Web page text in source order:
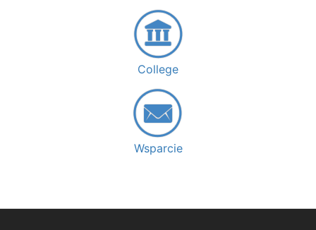
College
Wsparcie